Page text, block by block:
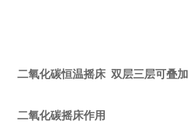
二氧化碳恒温摇床 双层三层可叠加
二氧化碳摇床作用